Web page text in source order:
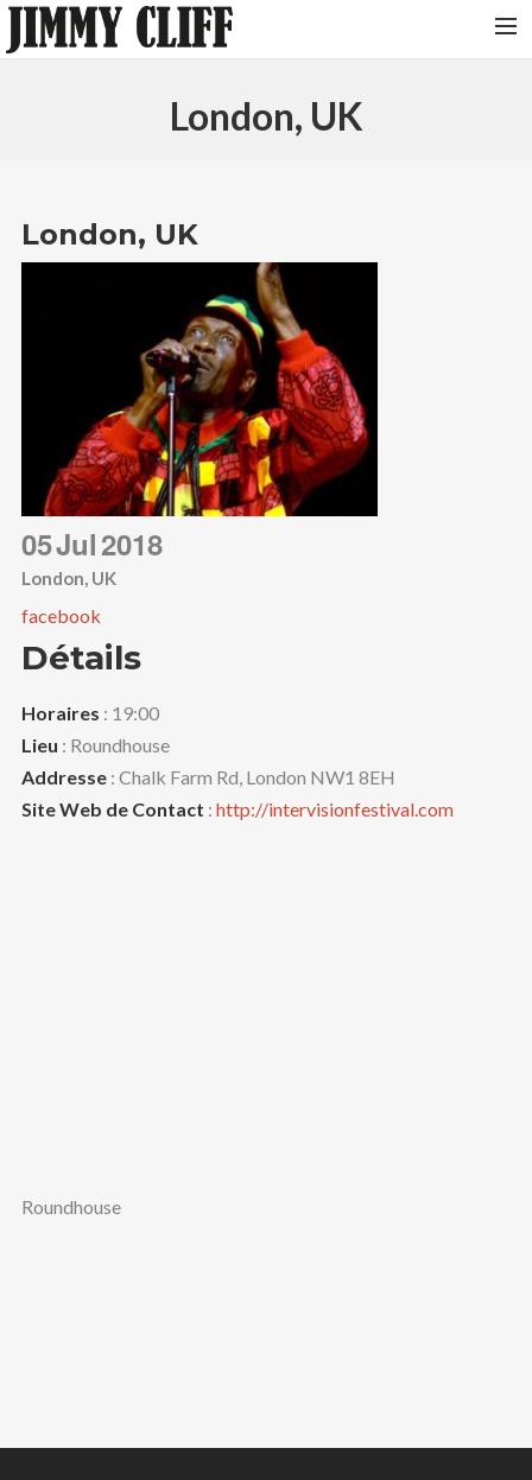
VIDEOS
PHOTOS
London, UK
London, UK
05Jul2018
London, UK
facebook
Détails
Horaires : 19:00
Lieu : Roundhouse
Addresse: Chalk Farm Rd, London NW1 8EH
Site Web de Contact : http://intervisionfestival.com
Roundhouse